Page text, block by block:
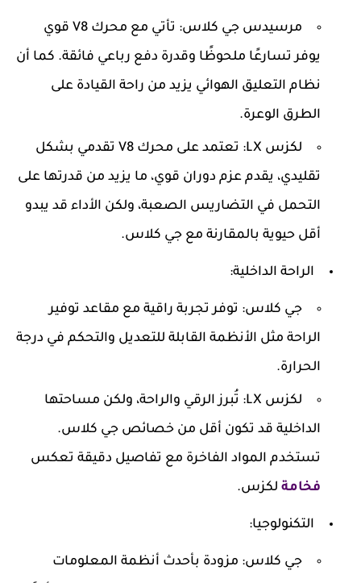
مرسيدس جي كلاس:
تأتي مع محرك V8 قوي
يوفر تسارعًا ملحوظًا وقدرة دفع رباعي فائقة. كما أن
نظام التعليق الهوائي يزيد من راحة القيادة على
الطرق الوعرة.
لكزس LX:
تعتمد على محرك V8 تقدمي بشكل
تقليدي، يقدم عزم دوران قوي، ما يزيد من قدرتها على
التحمل في التضاريس الصعبة، ولكن الأداء قد يبدو
أقل حيوية بالمقارنة مع جي كلاس.
الراحة الداخلية:
جي كلاس: توفر تجربة راقية مع مقاعد توفير
الراحة مثل الأنظمة القابلة للتعديل والتحكم في درجة
الحرارة.
لكزس LX:
تُبرز الرقي والراحة، ولكن مساحتها
الداخلية قد تكون أقل من خصائص جي كلاس.
تستخدم المواد الفاخرة مع تفاصيل دقيقة تعكس
فخامة لكزس.
التكنولوجيا:
جي كلاس: مزودة بأحدث أنظمة المعلومات